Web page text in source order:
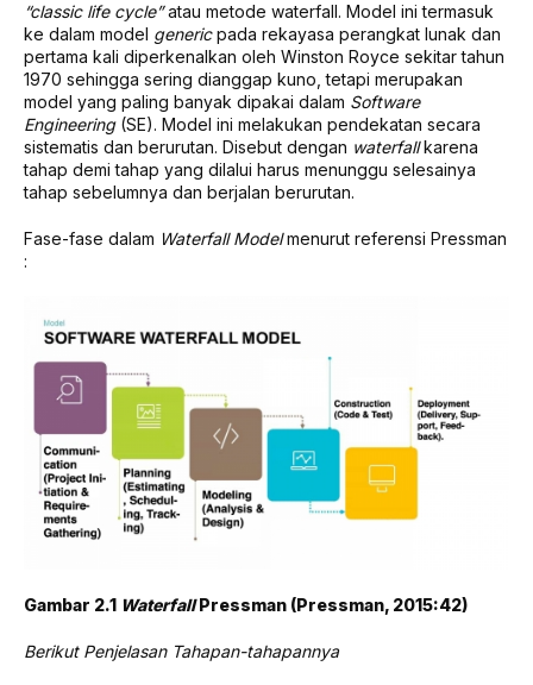
“classic life cycle”atau metode waterfall. Model ini termasuk
ke dalam model genericpada rekayasa perangkat lunak dan
pertama kali diperkenalkan oleh Winston Royce sekitar tahun
1970 sehingga sering dianggap kuno, tetapi merupakan
model yang paling banyak dipakai dalam Software
Engineering (SE). Model ini melakukan pendekatan secara
sistematis dan berurutan. Disebut dengan waterfallkarena
tahap demi tahap yang dilalui harus menunggu selesainya
tahap sebelumnya dan berjalan berurutan.
Fase-fase dalam Waterfall Modelmenurut referensi Pressman
:
Gambar 2.1 WaterfallPressman (Pressman, 2015:42)
Berikut Penjelasan Tahapan-tahapannya